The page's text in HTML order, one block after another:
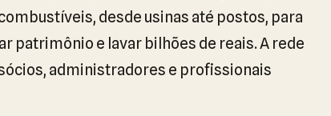
desde usinas até postos, para
patrimônio e lavar bilhões de reais. A rede
administradores e profissionais